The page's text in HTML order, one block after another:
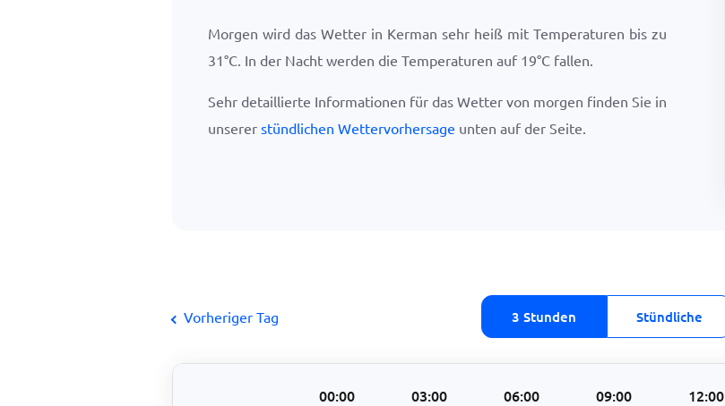
Morgen wird das Wetter in Kerman sehr heiß mit Temperaturen bis zu
31°C. In der Nacht werden die Temperaturen auf 19°C fallen.
Sehr detaillierte Informationen für das Wetter von morgen finden Sie in
unserer stündlichen Wettervorhersage unten auf der Seite.
Vorheriger Tag 3 Stunden Stündliche
00:00 03:00 06:00 09:00 12:00